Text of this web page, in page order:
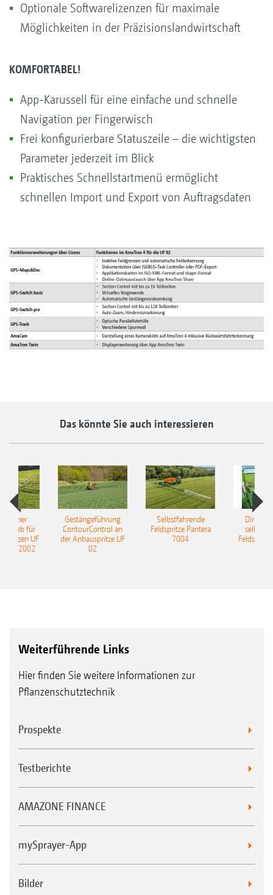
Optionale Softwarelizenzen für maximale
Möglichkeiten in der Präzisionslandwirtschaft
KOMFORTABEL!
App-Karussell für eine einfache und schnelle
Navigation per Fingerwisch
Frei konfigurierbare Statuszeile – die wichtigsten
Parameter jederzeit im Blick
Praktisches Schnellstartmenü ermöglicht
schnellen Import und Export von Auftragsdaten
Das könnte Sie auch interessieren
für
UF
UF 2002
Gestängeführung
ContourControl an
der Anbauspritze UF
02
Selbstfahrende
Feldspritze Pantera
7004
Weiterführende Links
Hier finden Sie weitere Informationen zur
Pflanzenschutztechnik
Prospekte
Testberichte
AMAZONE FINANCE
mySprayer-App
Bilder